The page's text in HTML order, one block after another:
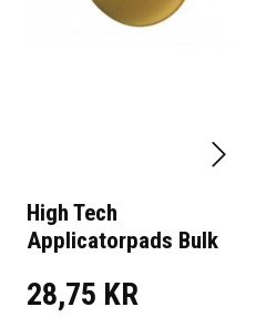
High Tech
Applicatorpads Bulk
28,75 KR